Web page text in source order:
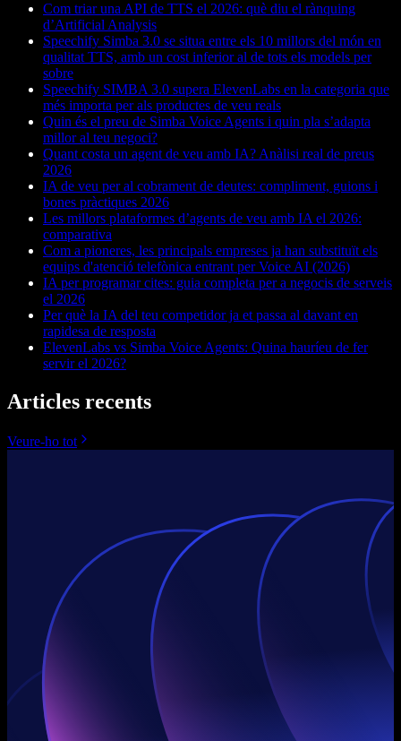
Com triar una API de TTS el 2026: què diu el rànquing
d’Artificial Analysis
Speechify Simba 3.0 se situa entre els 10 millors del món en
qualitat TTS, amb un cost inferior al de tots els models per
sobre
Speechify SIMBA 3.0 supera ElevenLabs en la categoria que
més importa per als productes de veu reals
Quin és el preu de Simba Voice Agents i quin pla s’adapta
millor al teu negoci?
Quant costa un agent de veu amb IA? Anàlisi real de preus
2026
IA de veu per al cobrament de deutes: compliment, guions i
bones pràctiques 2026
Les millors plataformes d’agents de veu amb IA el 2026:
comparativa
Com a pioneres, les principals empreses ja han substituït els
equips d'atenció telefònica entrant per Voice AI (2026)
IA per programar cites: guia completa per a negocis de serveis
el 2026
Per què la IA del teu competidor ja et passa al davant en
rapidesa de resposta
ElevenLabs vs Simba Voice Agents: Quina hauríeu de fer
servir el 2026?
Articles recents
Veure-ho tot